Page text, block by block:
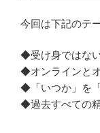
今回は下記のテ
◆受け身ではな
◆オンラインと
◆「いつか」を
◆過去すべての